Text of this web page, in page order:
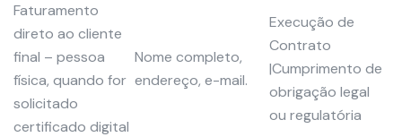
Faturamento
direto ao cliente
final – pessoa
física, quando for
solicitado
certificado digital
Nome completo,
endereço, e-mail.
Execução de
Contrato
|Cumprimento de
obrigação legal
ou regulatória